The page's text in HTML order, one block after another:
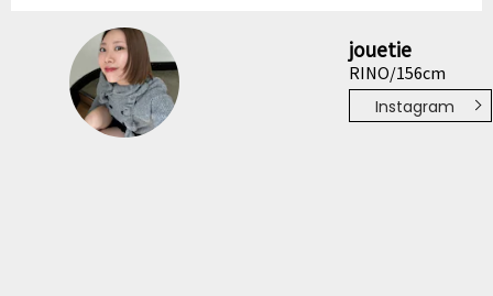
jouetie
RINO/156cm
Instagram